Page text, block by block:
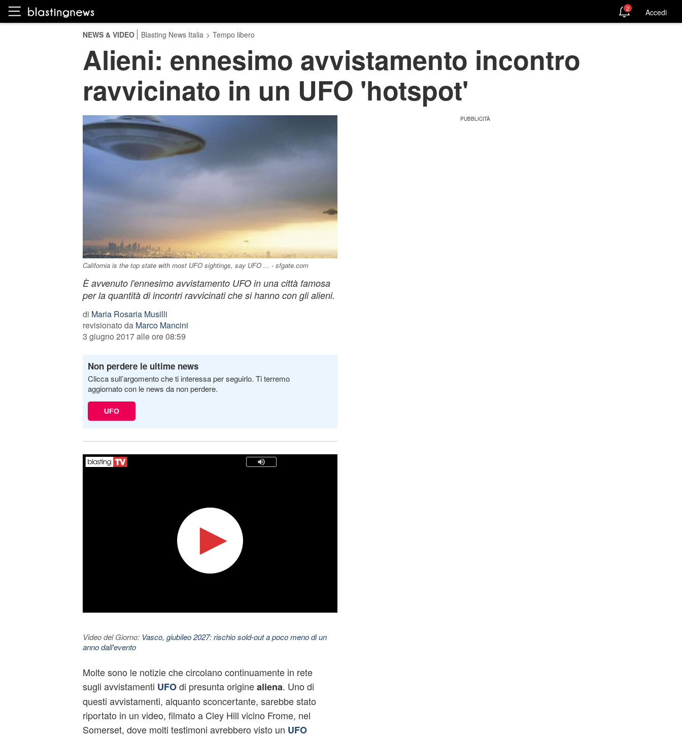
2 Accedi
NEWS & VIDEO Blasting News Italia > Tempo libero
Alieni: ennesimo avvistamento incontro
ravvicinato in un UFO 'hotspot'
California is the top state with most UFO sightings, say UFO ... - sfgate.com
È avvenuto l'ennesimo avvistamento UFO in una città famosa
per la quantità di incontri ravvicinati che si hanno con gli alieni.
di Maria Rosaria Musilli
revisionato da Marco Mancini
3 giugno 2017 alle ore 08:59
Non perdere le ultime news
Clicca sull’argomento che ti interessa per seguirlo. Ti terremo
aggiornato con le news da non perdere.
UFO
Video del Giorno: Vasco, giubileo 2027: rischio sold-out a poco meno di un
anno dall'evento
Molte sono le notizie che circolano continuamente in rete
sugli avvistamenti UFOdi presunta originealiena. Uno di
questi avvistamenti, alquanto sconcertante, sarebbe stato
riportato in un video, filmato a Cley Hill vicino Frome, nel
Somerset, dove molti testimoni avrebbero visto un UFO